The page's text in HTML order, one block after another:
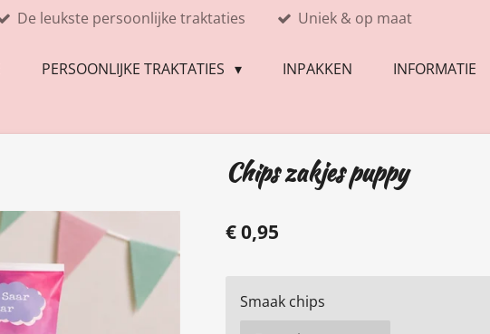
De leukste persoonlijke traktaties Uniek & op maat
PERSOONLIJKE TRAKTATIES INPAKKEN INFORMATIE
Chips zakjes puppy
€ 0,95
Smaak chips